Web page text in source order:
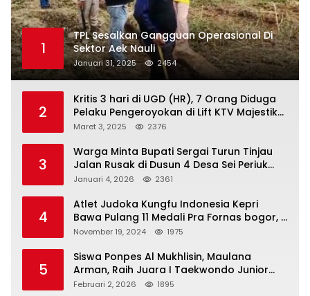
1
TPL Sesalkan Gangguan Operasional Di
Sektor Aek Nauli
Januari 31, 2025 2454
2
Kritis 3 hari di UGD (HR), 7 Orang Diduga
Pelaku Pengeroyokan di Lift KTV Majestik
Melenggang Bebas, Kantor Hukum JAP
Tanjungpinang
Maret 3, 2025 2376
3
Warga Minta Bupati Sergai Turun Tinjau
Jalan Rusak di Dusun 4 Desa Sei Periuk
Serdang Bedagai
Januari 4, 2026 2361
4
Atlet Judoka Kungfu Indonesia Kepri
Bawa Pulang 11 Medali Pra Fornas bogor, 3
Emas dan 8 Perunggu.
November 19, 2024 1975
5
Siswa Ponpes Al Mukhlisin, Maulana
Arman, Raih Juara I Taekwondo Junior
Putra di Riau National Championship 2026
Februari 2, 2026 1895